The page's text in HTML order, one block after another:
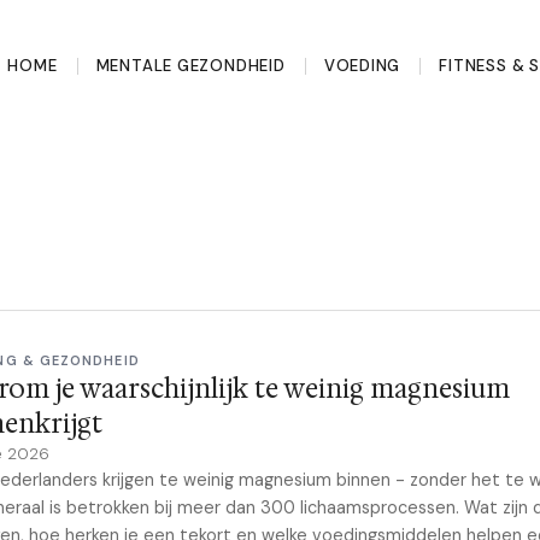
HOME MENTALE GEZONDHEID VOEDING FITNESS &
& GEZONDHEID
je waarschijnlijk te weinig magnesium
2026
krijgen te weinig magnesium binnen - zonder het te
is betrokken bij meer dan 300 lichaamsprocessen. Wat zijn
hoe herken je een tekort en welke voedingsmiddelen helpen